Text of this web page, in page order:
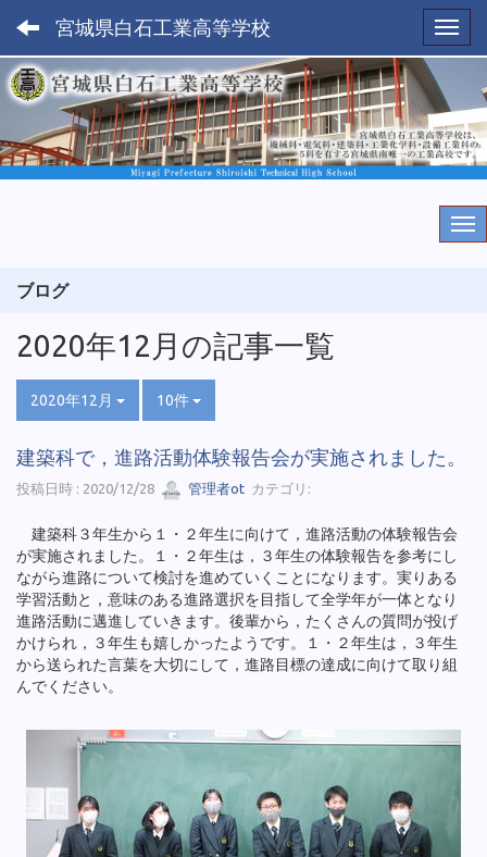
宮城県白石工業高等学校
ブログ
2020年12月の記事一覧
2020年12月 10件
建築科で，進路活動体験報告会が実施されました。
投稿日時 : 2020/12/28 管理者ot カテゴリ:
建築科３年生から１・２年生に向けて，進路活動の体験報告会
が実施されました。１・２年生は，３年生の体験報告を参考にし
ながら進路について検討を進めていくことになります。実りある
学習活動と，意味のある進路選択を目指して全学年が一体となり
進路活動に邁進していきます。後輩から，たくさんの質問が投げ
かけられ，３年生も嬉しかったようです。１・２年生は，３年生
から送られた言葉を大切にして，進路目標の達成に向けて取り組
んでください。